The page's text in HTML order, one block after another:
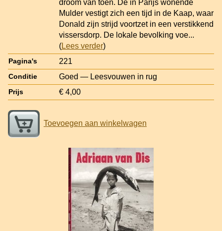
droom van toen. De in Parijs wonende
Mulder vestigt zich een tijd in de Kaap, waar
Donald zijn strijd voortzet in een verstikkend
vissersdorp. De lokale bevolking voe...
(Lees verder)
Pagina's 221
Conditie Goed — Leesvouwen in rug
Prijs € 4,00
Toevoegen aan winkelwagen